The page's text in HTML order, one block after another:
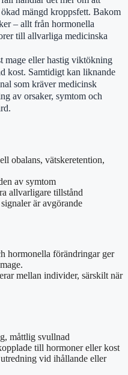
mängd kroppsfett. Bakom
– allt från hormonella
till allvarliga medicinska
mage eller hastig viktökning
kost. Samtidigt kan liknande
som kräver medicinsk
av orsaker, symtom och
obalans, vätskeretention,
av symtom
allvarligare tillstånd
är avgörande
hormonella förändringar ger
mellan individer, särskilt när
måttlig svullnad
till hormoner eller kost
vid ihållande eller